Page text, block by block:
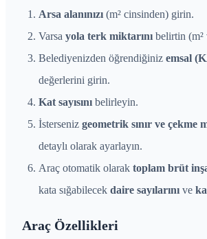
Arsa alanınızı (m² cinsinden) girin.
Varsa yola terk miktarını belirtin (m²
Belediyenizden öğrendiğiniz emsal
değerlerini girin.
Kat sayısını belirleyin.
İsterseniz geometrik sınır ve çekme
detaylı olarak ayarlayın.
Araç otomatik olarak toplam brüt
kata sığabilecek daire sayılarını ve
Araç Özellikleri